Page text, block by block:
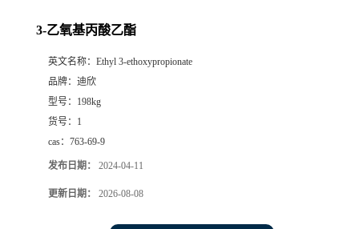
厅3-乙氧基丙酸乙酯
英文名称： Ethyl 3-ethoxypropionate
品牌： 迪欣
型号： 198kg
货号： 1
cas： 763-69-9
发布日期： 2024-04-11
更新日期： 2026-08-08